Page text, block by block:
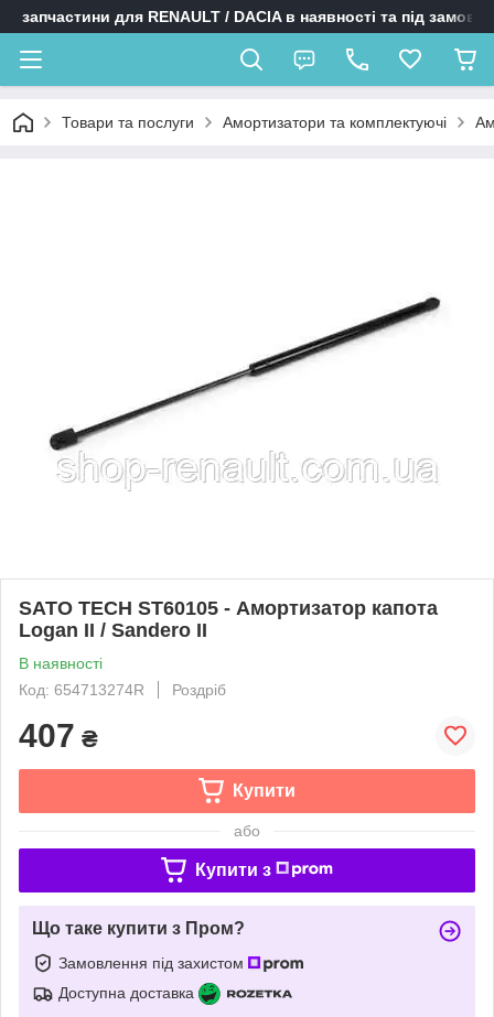
запчастини для RENAULT / DACIA в наявності та під
Товари та послуги Амортизатори та комплектуючі
SATO TECH ST60105 - Амортизатор капота
Logan II / Sandero II
В наявності
Код: 654713274R
Роздріб
407 ₴
Купити
або
Купити з
Що таке купити з Пром?
Замовлення під захистом
Доступна доставка